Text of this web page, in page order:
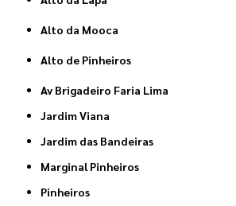
Alto da Mooca
Alto de Pinheiros
Av Brigadeiro Faria Lima
Jardim Viana
Jardim das Bandeiras
Marginal Pinheiros
Pinheiros